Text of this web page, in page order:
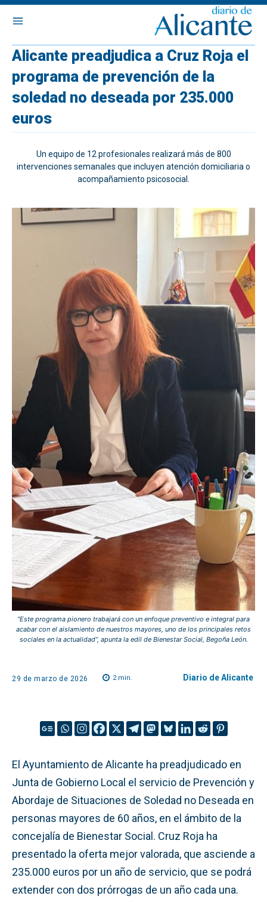
Alicante preadjudica a Cruz Roja el
programa de prevención de la
soledad no deseada por 235.000
euros
Un equipo de 12 profesionales realizará más de 800
intervenciones semanales que incluyen atención domiciliaria o
acompañamiento psicosocial.
"Este programa pionero trabajará con un enfoque preventivo e integral para
acabar con el aislamiento de nuestros mayores, uno de los principales retos
sociales en la actualidad”, apunta la edil de Bienestar Social, Begoña León.
29 de marzo de 2026 2min. Diario de Alicante
El Ayuntamiento de Alicante ha preadjudicado en
Junta de Gobierno Local el servicio de Prevención y
Abordaje de Situaciones de Soledad no Deseada en
personas mayores de 60 años, en el ámbito de la
concejalía de Bienestar Social. Cruz Roja ha
presentado la oferta mejor valorada, que asciende a
235.000 euros por un año de servicio, que se podrá
extender con dos prórrogas de un año cada una.